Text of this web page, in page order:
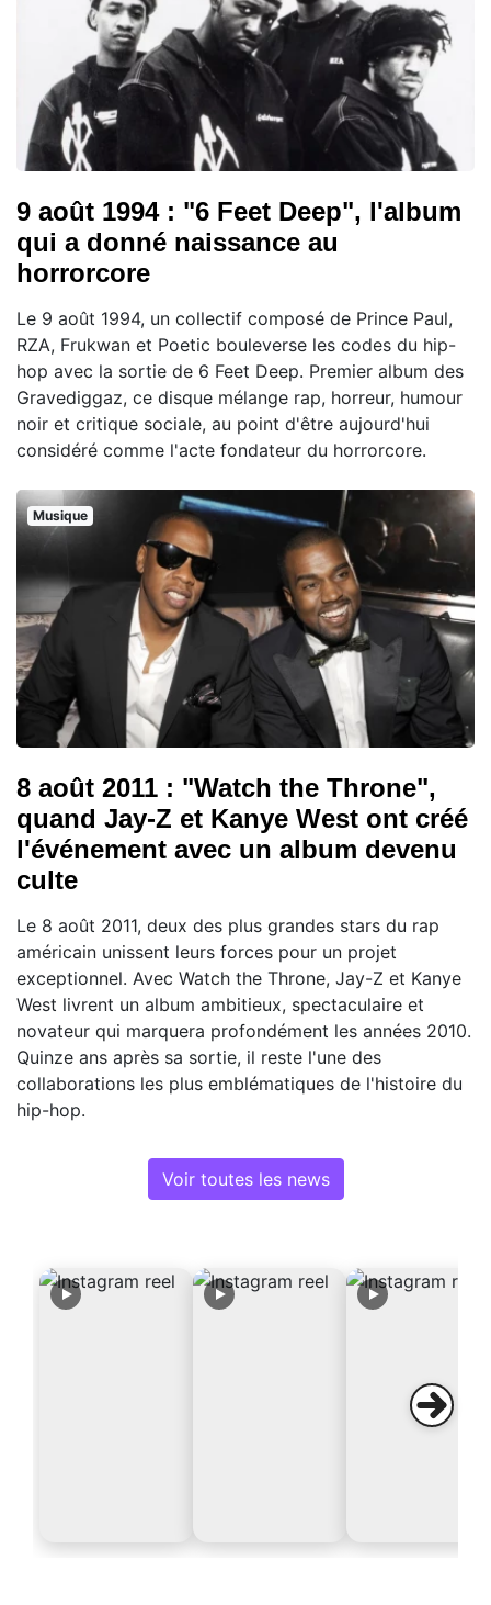
9 août 1994 : "6 Feet Deep", l'album
qui a donné naissance au
horrorcore
Le 9 août 1994, un collectif composé de Prince Paul,
RZA, Frukwan et Poetic bouleverse les codes du hip-
hop avec la sortie de 6 Feet Deep. Premier album des
Gravediggaz, ce disque mélange rap, horreur, humour
noir et critique sociale, au point d'être aujourd'hui
considéré comme l'acte fondateur du horrorcore.
Musique
8 août 2011 : "Watch the Throne",
quand Jay-Z et Kanye West ont créé
l'événement avec un album devenu
culte
Le 8 août 2011, deux des plus grandes stars du rap
américain unissent leurs forces pour un projet
exceptionnel. Avec Watch the Throne, Jay-Z et Kanye
West livrent un album ambitieux, spectaculaire et
novateur qui marquera profondément les années 2010.
Quinze ans après sa sortie, il reste l'une des
collaborations les plus emblématiques de l'histoire du
hip-hop.
Voir toutes les news